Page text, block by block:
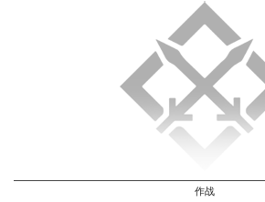
作战